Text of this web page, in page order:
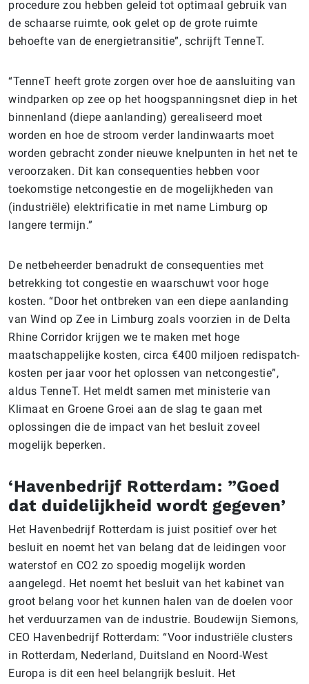
procedure zou hebben geleid tot optimaal gebruik van
de schaarse ruimte, ook gelet op de grote ruimte
behoefte van de energietransitie”, schrijft TenneT.
“TenneT heeft grote zorgen over hoe de aansluiting van
windparken op zee op het hoogspanningsnet diep in het
binnenland (diepe aanlanding) gerealiseerd moet
worden en hoe de stroom verder landinwaarts moet
worden gebracht zonder nieuwe knelpunten in het net te
veroorzaken. Dit kan consequenties hebben voor
toekomstige netcongestie en de mogelijkheden van
(industriële) elektrificatie in met name Limburg op
langere termijn.”
De netbeheerder benadrukt de consequenties met
betrekking tot congestie en waarschuwt voor hoge
kosten. “Door het ontbreken van een diepe aanlanding
van Wind op Zee in Limburg zoals voorzien in de Delta
Rhine Corridor krijgen we te maken met hoge
maatschappelijke kosten, circa €400 miljoen redispatch-
kosten per jaar voor het oplossen van netcongestie”,
aldus TenneT. Het meldt samen met ministerie van
Klimaat en Groene Groei aan de slag te gaan met
oplossingen die de impact van het besluit zoveel
mogelijk beperken.
‘Havenbedrijf Rotterdam: ”Goed
dat duidelijkheid wordt gegeven’
Het Havenbedrijf Rotterdam is juist positief over het
besluit en noemt het van belang dat de leidingen voor
waterstof en CO2 zo spoedig mogelijk worden
aangelegd. Het noemt het besluit van het kabinet van
groot belang voor het kunnen halen van de doelen voor
het verduurzamen van de industrie. Boudewijn Siemons,
CEO Havenbedrijf Rotterdam: “Voor industriële clusters
in Rotterdam, Nederland, Duitsland en Noord-West
Europa is dit een heel belangrijk besluit. Het